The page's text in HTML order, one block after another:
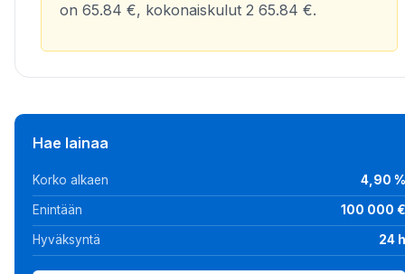
on 65.84 €, kokonaiskulut 2 65.84 €.
Hae lainaa
Korko alkaen 4,90 %
Enintään 100 000 €
Hyväksyntä 24 h